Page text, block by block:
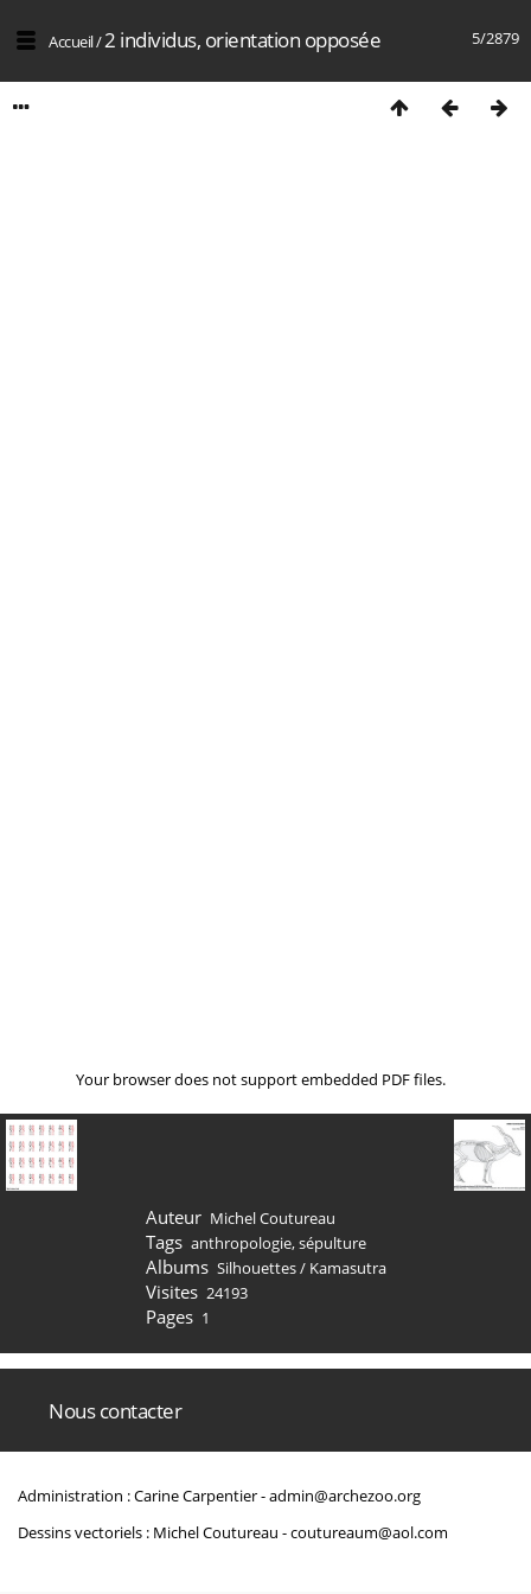
5/2879
Accueil/2 individus, orientation opposée
Your browser does not support embedded PDF files.
Auteur Michel Coutureau
Tags anthropologie,sépulture
Albums Silhouettes/ Kamasutra
Visites 24193
Pages 1
Nous contacter
Administration : Carine Carpentier -admin@archezoo.org
Dessins vectoriels : Michel Coutureau -coutureaum@aol.com